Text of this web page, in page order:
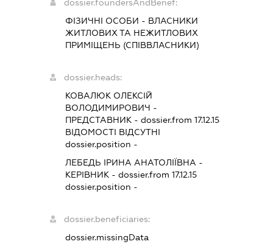
dossier.foundersAndBenef:
ФІЗИЧНІ ОСОБИ - ВЛАСНИКИ
ЖИТЛОВИХ ТА НЕЖИТЛОВИХ
ПРИМІЩЕНЬ (СПІВВЛАСНИКИ)
dossier.heads:
КОВАЛЮК ОЛЕКСІЙ
ВОЛОДИМИРОВИЧ -
ПРЕДСТАВНИК - dossier.from 17.12.15
ВІДОМОСТІ ВІДСУТНІ
dossier.position -
ЛЕБЕДЬ ІРИНА АНАТОЛІЇВНА -
КЕРІВНИК - dossier.from 17.12.15
dossier.position -
dossier.beneficiaries:
dossier.missingData